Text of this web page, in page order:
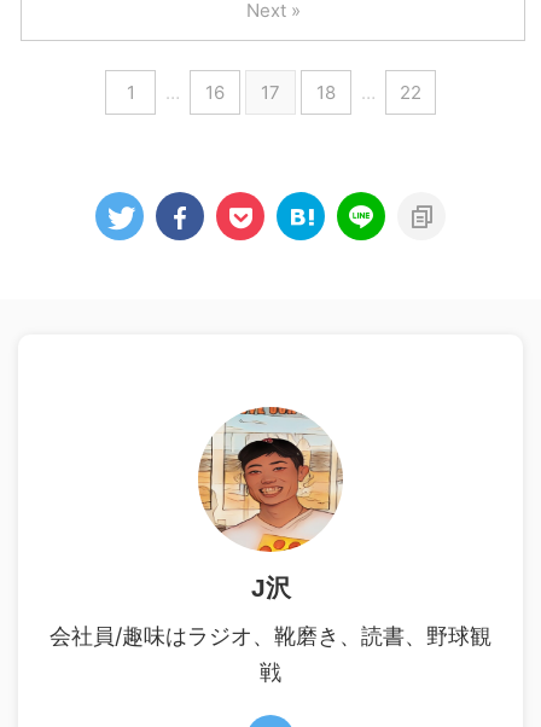
1 … 16 17 18 … 22
Next »
J沢
会社員/趣味はラジオ、靴磨き、読書、野球観
戦